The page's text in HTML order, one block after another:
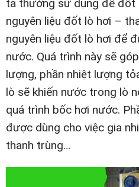
ta thường sử dụng để đốt
nguyên liệu đốt lò hơi –
nguyên liệu đốt lò hơi để
nước. Quá trình này sẽ
lượng, phần nhiệt lượng
lò sẽ khiến nước trong lò
quá trình bốc hơi nước.
được dùng cho việc gia
thanh trùng…